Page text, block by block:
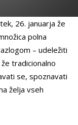
26. januarja že
polna
– udeležiti
že tradicionalno
se, spoznavati
želja vseh